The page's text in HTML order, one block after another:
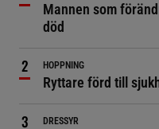
Mannen som
död
HOPPNING
Ryttare förd till
DRESSYR